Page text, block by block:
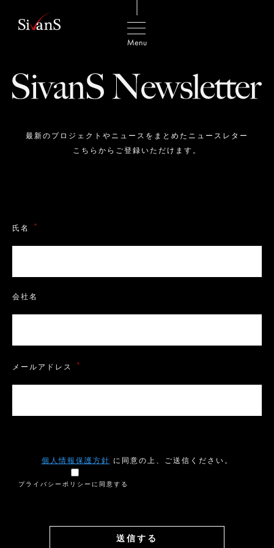
最新のプロジェクトやニュースをまとめたニュースレター
こちらからご登録いただけます。
氏名 ＊
会社名
メールアドレス ＊
個人情報保護方針 に同意の上、ご送信ください。
プライバシーポリシーに同意する